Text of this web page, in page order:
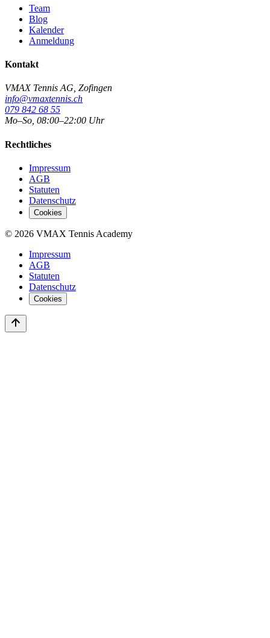
Team
Blog
Kalender
Anmeldung
Kontakt
VMAX Tennis AG, Zofingen
info@vmaxtennis.ch
079 842 68 55
Mo–So, 08:00–22:00 Uhr
Rechtliches
Impressum
AGB
Statuten
Datenschutz
Cookies
© 2026 VMAX Tennis Academy
Impressum
AGB
Statuten
Datenschutz
Cookies